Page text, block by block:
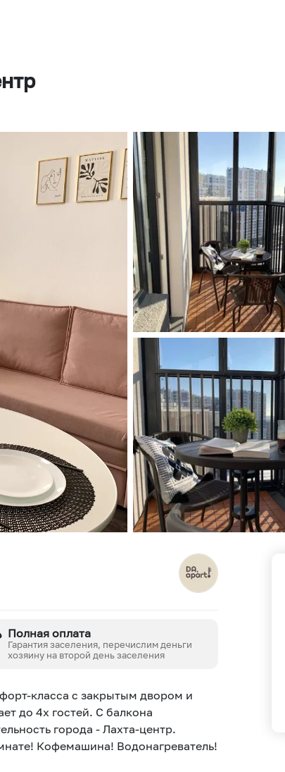
Полная оплата
Гарантия заселения, перечислим деньги
хозяину на второй день заселения
класса с закрытым двором и
до 4х гостей. С балкона
города - Лаxта-центp.
Кофемашина! Водонагреватель!